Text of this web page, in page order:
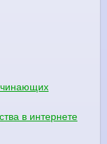
в интернете